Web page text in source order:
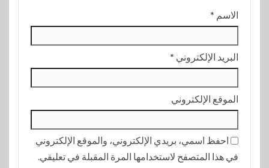
الاسم *
البريد الإلكتروني *
الموقع الإلكتروني
احفظ اسمي، بريدي الإلكتروني، والموقع الإلكتروني
في هذا المتصفح لاستخدامها المرة المقبلة في تعليقي.